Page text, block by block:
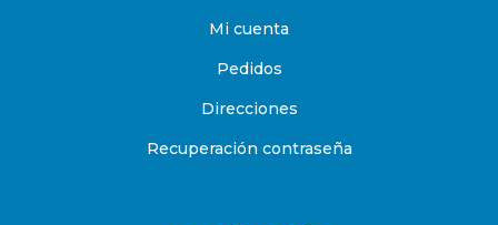
Mi cuenta
Pedidos
Direcciones
Recuperación contraseña